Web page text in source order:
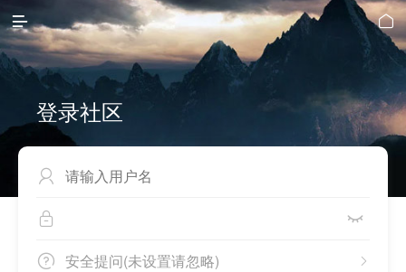
 
登录社区

 
 
安全提问(未设置请忽略)